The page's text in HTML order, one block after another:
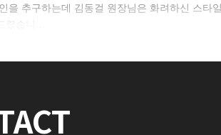
을 추구하는데 김동걸 원장님은 화려하신 스타